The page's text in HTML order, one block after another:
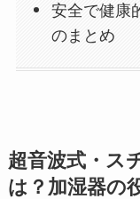
安全で健康
のまとめ
超音波式・ス
は？加湿器の